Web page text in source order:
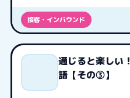
接客・インバウンド
通じると楽しい
語【その③】